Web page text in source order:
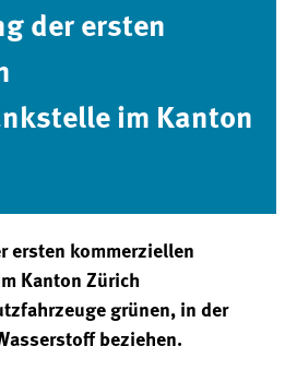
der ersten
im Kanton
ersten kommerziellen
Kanton Zürich
grünen, in der
beziehen.